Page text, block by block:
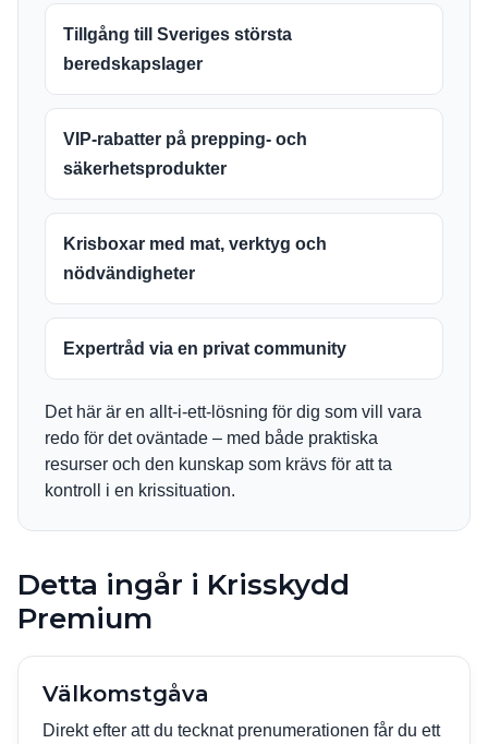
Tillgång till Sveriges största
beredskapslager
VIP-rabatter på prepping- och
säkerhetsprodukter
Krisboxar med mat, verktyg och
nödvändigheter
Expertråd via en privat community
Det här är en allt-i-ett-lösning för dig som vill vara
redo för det oväntade – med både praktiska
resurser och den kunskap som krävs för att ta
kontroll i en krissituation.
Detta ingår i Krisskydd
Premium
Välkomstgåva
Direkt efter att du tecknat prenumerationen får du ett